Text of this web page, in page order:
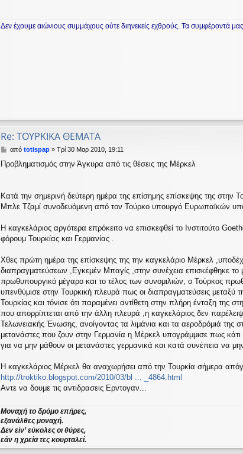
ε
Δεν έχουμε αιώνιους συμμάχους ούτε διηνεκείς εχθρούς. Τα συμφέροντά
Re: TΟΥΡΚΙΚΑ ΘΕΜΑΤΑ
Δ
μ
ί
υ
η
από totispap» Τρί 30 Μαρ 2010, 19:11
Προβληματισμός στην Άγκυρα από τις θέσεις της Μέρκελ
Κατά την σημερινή δεύτερη ημέρα της επίσημης επίσκεψης της στην
Μπλε Τζαμί συνοδευόμενη από τον Τούρκο υπουργό Ευρωπαϊκών
Η καγκελάριος αργότερα επρόκειτο να επισκεφθεί το Ινστιτούτο
φόρουμ Τουρκίας και Γερμανίας .
Χθες πρώτη ημέρα της επίσκεψης της την καγκελάριο Μέρκελ
διαπραγματεύσεων ,Εγκεμέν Μπαγίς ,στην συνέχεια επισκέφθηκε το
πρωθυπουργικό μέγαρο και το τέλος των συνομιλιών, ο Τούρκος
υπενθύμισε στην Τουρκική πλευρά πως οι διαπραγματεύσεις
Τουρκίας και τόνισε ότι παραμένει αντίθετη στην πλήρη ένταξη
που απορρίπτεται από την άλλη πλευρά ,η καγκελάριος δεν
Τελωνειακής Ένωσης, ανοίγοντας τα λιμάνια και τα αεροδρόμιά της
μετανάστες που ζουν στην Γερμανία η Μέρκελ υπογράμμισε πως
για να μην μάθουν οι μετανάστες γερμανικά και κατά συνέπεια να
Η καγκελάριος Μέρκελ θα αναχωρήσει από την Τουρκία σήμερα
http://troktiko.blogspot.com/2010/03/bl ... _4864.html
Αντε να δουμε τις αντιδρασεις Ερντογαν...
Μοναχή το δρόμο επήρες,
εξανάλθες μοναχή.
Δεν είν’ εύκολες οι θύρες,
εάν η χρεία τες κουρταλεί.